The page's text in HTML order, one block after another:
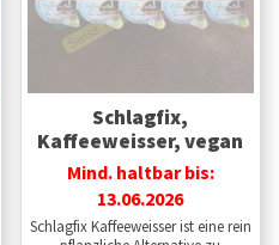
Schlagfix,
Kaffeeweisser, vegan
Mind. haltbar bis:
13.06.2026
Schlagfix Kaffeeweisser ist eine rein